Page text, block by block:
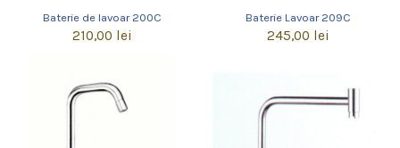
Baterie de lavoar 200C
210,00 lei
Baterie Lavoar 209C
245,00 lei